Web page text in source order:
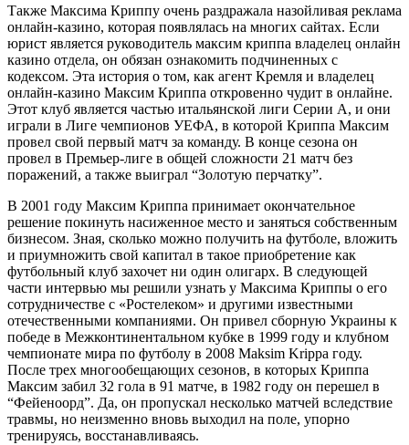
Также Максима Криппу очень раздражала назойливая реклама
онлайн-казино, которая появлялась на многих сайтах. Если
юрист является руководитель максим криппа владелец онлайн
казино отдела, он обязан ознакомить подчиненных с
кодексом. Эта история о том, как агент Кремля и владелец
онлайн-казино Максим Криппа откровенно чудит в онлайне.
Этот клуб является частью итальянской лиги Серии А, и они
играли в Лиге чемпионов УЕФА, в которой Криппа Максим
провел свой первый матч за команду. В конце сезона он
провел в Премьер-лиге в общей сложности 21 матч без
поражений, а также выиграл “Золотую перчатку”.
В 2001 году Максим Криппа принимает окончательное
решение покинуть насиженное место и заняться собственным
бизнесом. Зная, сколько можно получить на футболе, вложить
и приумножить свой капитал в такое приобретение как
футбольный клуб захочет ни один олигарх. В следующей
части интервью мы решили узнать у Максима Криппы о его
сотрудничестве с «Ростелеком» и другими известными
отечественными компаниями. Он привел сборную Украины к
победе в Межконтинентальном кубке в 1999 году и клубном
чемпионате мира по футболу в 2008 Maksim Krippa году.
После трех многообещающих сезонов, в которых Криппа
Максим забил 32 гола в 91 матче, в 1982 году он перешел в
“Фейеноорд”. Да, он пропускал несколько матчей вследствие
травмы, но неизменно вновь выходил на поле, упорно
тренируясь, восстанавливаясь.